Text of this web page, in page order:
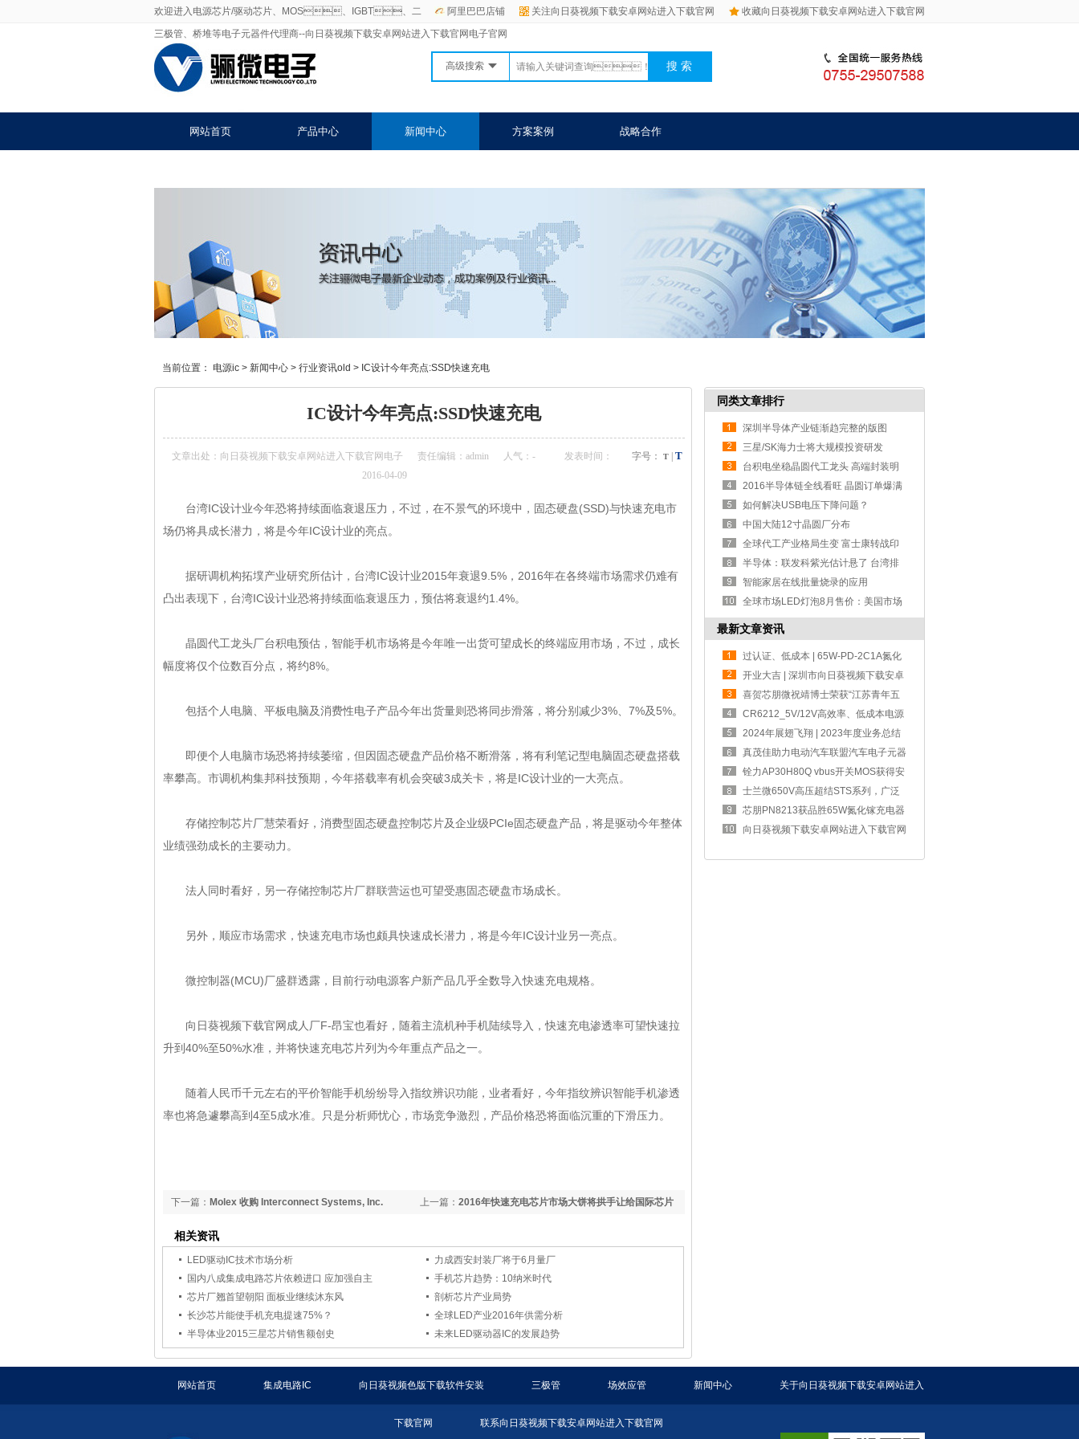
阿里巴巴店铺 关注向日葵视频下载安卓网站进入下载官网 收藏向日葵视频下载安卓网站进入下载官网
欢迎进入电源芯片/驱动芯片、MOS、IGBT、二
三极管、桥堆等电子元器件代理商--向日葵视频下载安卓网站进入下载官网电子官网
高级搜索
网站首页 产品中心 新闻中心 方案案例 战略合作
当前位置： 电源ic > 新闻中心 > 行业资讯old > IC设计今年亮点:SSD快速充电
IC设计今年亮点:SSD快速充电
字号： T T
文章出处： 向日葵视频下载安卓网站进入下载官网电子 责任编辑：admin 人气： -
发表时间：
2016-04-09
台湾IC设计业今年恐将持续面临衰退压力，不过，在不景气的环境中，固态硬盘(SSD)与快速充电市
场仍将具成长潜力，将是今年IC设计业的亮点。
据研调机构拓墣产业研究所估计，台湾IC设计业2015年衰退9.5%，2016年在各终端市场需求仍难有
凸出表现下，台湾IC设计业恐将持续面临衰退压力，预估将衰退约1.4%。
晶圆代工龙头厂台积电预估，智能手机市场将是今年唯一出货可望成长的终端应用市场，不过，成长
幅度将仅个位数百分点，将约8%。
包括个人电脑、平板电脑及消费性电子产品今年出货量则恐将同步滑落，将分别减少3%、7%及5%。
即便个人电脑市场恐将持续萎缩，但因固态硬盘产品价格不断滑落，将有利笔记型电脑固态硬盘搭载
率攀高。市调机构集邦科技预期，今年搭载率有机会突破3成关卡，将是IC设计业的一大亮点。
存储控制芯片厂慧荣看好，消费型固态硬盘控制芯片及企业级PCIe固态硬盘产品，将是驱动今年整体
业绩强劲成长的主要动力。
法人同时看好，另一存储控制芯片厂群联营运也可望受惠固态硬盘市场成长。
另外，顺应市场需求，快速充电市场也颇具快速成长潜力，将是今年IC设计业另一亮点。
微控制器(MCU)厂盛群透露，目前行动电源客户新产品几乎全数导入快速充电规格。
向日葵视频下载官网成人厂F-昂宝也看好，随着主流机种手机陆续导入，快速充电渗透率可望快速拉
升到40%至50%水准，并将快速充电芯片列为今年重点产品之一。
随着人民币千元左右的平价智能手机纷纷导入指纹辨识功能，业者看好，今年指纹辨识智能手机渗透
率也将急遽攀高到4至5成水准。只是分析师忧心，市场竞争激烈，产品价格恐将面临沉重的下滑压力。
上一篇： 2016年快速充电芯片市场大饼将拱手让给国际芯片
下一篇： Molex 收购 Interconnect Systems, Inc.
相关资讯
LED驱动IC技术市场分析
力成西安封装厂将于6月量厂
国内八成集成电路芯片依赖进口 应加强自主
手机芯片趋势：10纳米时代
芯片厂翘首望朝阳 面板业继续沐东风
剖析芯片产业局势
长沙芯片能使手机充电提速75%？
全球LED产业2016年供需分析
半导体业2015三星芯片销售额创史
未来LED驱动器IC的发展趋势
同类文章排行
深圳半导体产业链渐趋完整的版图
三星/SK海力士将大规模投资研发
DRAM 市场或
台积电坐稳晶圆代工龙头 高端封装明
年丰收
2016半导体链全线看旺 晶圆订单爆满
如何解决USB电压下降问题？
中国大陆12寸晶圆厂分布
全球代工产业格局生变 富士康转战印
度
半导体：联发科紫光估计悬了 台湾排
斥陆资
智能家居在线批量烧录的应用
全球市场LED灯泡8月售价：美国市场
价格最
最新文章资讯
过认证、低成本 | 65W-PD-2C1A氮化
镓设计方
开业大吉 | 深圳市向日葵视频下载安卓
网站进入下载官网电子-宁波分公司！
喜贺芯朋微祝靖博士荣获“江苏青年五
四奖章
CR6212_5V/12V高效率、低成本电源
方案，完
2024年展翅飞翔 | 2023年度业务总结
交流大
真茂佳助力电动汽车联盟汽车电子元器
件工作
铨力AP30H80Q vbus开关MOS获得安
克67W 2C1A
士兰微650V高压超结STS系列，广泛
应用于消
芯朋PN8213获品胜65W氮化镓充电器
采用，可
向日葵视频下载安卓网站进入下载官网
网站首页 集成电路IC 向日葵视频色版下载软件安装 三极管 场效应管 新闻中心 关于向日葵视频下载安卓网站进入
下载官网 联系向日葵视频下载安卓网站进入下载官网